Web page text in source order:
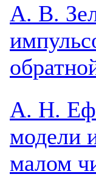
A. В.
А. Н.
модели
малом